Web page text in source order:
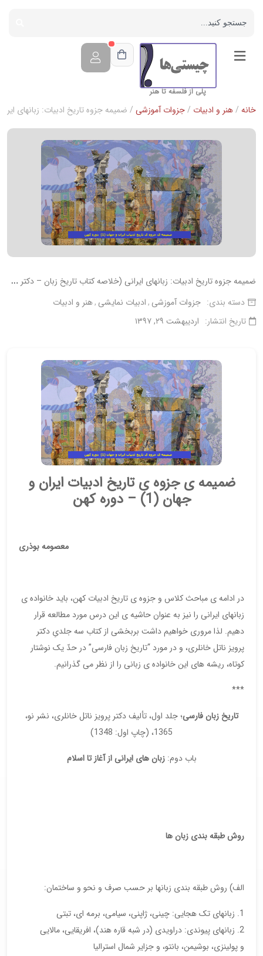
پلی از فلسفه تا هنر
خانه /هنر و ادبیات /جزوات آموزشی / ضمیمه جزوه تاریخ ادبیات: زبانهای
ض
میمه جزوه تاریخ ادبیات: زبانهای ایرانی (خلاصه کتاب تاریخ زبان – دکتر خانلری)
دسته بندی: جزوات آموزشی ادبیات نمایشی هنر و ادبیات
تاریخ انتشار: اردیبهشت ۲۹, ۱۳۹۷
ضمیمه ی جزوه ی تاریخ ادبیات ایران و
جهان (1) – دوره کهن
معصومه بوذری
در ادامه ی مباحث کلاس و جزوه ی تاریخ ادبیات کهن، باید خانواده ی
زبانهای ایرانی را نیز به عنوان حاشیه ی این درس مورد مطالعه قرار
دهیم. لذا مروری خواهیم داشت بربخشی از کتاب سه جلدیِ دکتر
پرویز ناتل خانلری، و در مورد “تاریخ زبان فارسی” در حدّ یک نوشتار
کوتاه، ریشه های این خانواده ی زبانی را از نظر می گذرانیم.
***
تاریخ زبان فارسی؛ جلد اول، تألیف دکتر پرویز ناتل خانلری، نشر نو،
1365، (چاپ اول: 1348)
باب دوم:زبان های ایرانی از آغاز تا اسلام
روش طبقه بندی زبان ها
الف) روش طبقه بندی زبانها بر حسب صرف و نحو و ساختمان:
زبانهای تک هجایی: چینی، ژاپنی، سیامی، برمه ای، تبتی
زبانهای پیوندی: دراویدی (در شبه قاره هند)، افریقایی، مالایی
و پولینزی، بوشیمن، بانتو، و جزایر شمال استرالیا